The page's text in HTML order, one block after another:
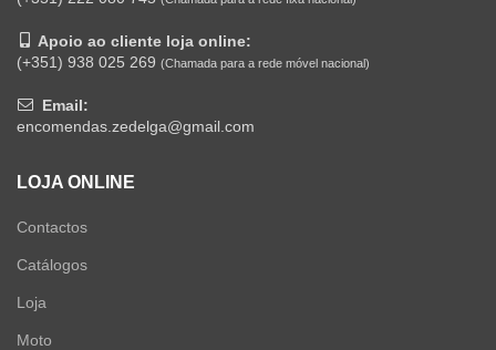
Apoio ao cliente loja online:
(+351) 938 025 269 (Chamada para a rede móvel nacional)
Email:
encomendas.zedelga@gmail.com
LOJA ONLINE
Contactos
Catálogos
Loja
Moto